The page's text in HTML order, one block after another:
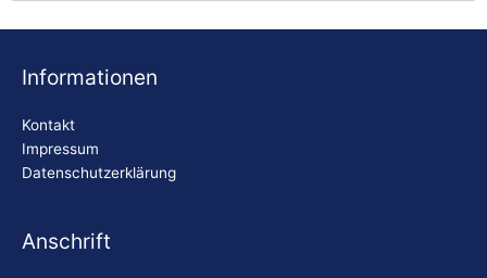
AP Sportswear
Informationen
Kontakt
Impressum
Datenschutzerklärung
Anschrift